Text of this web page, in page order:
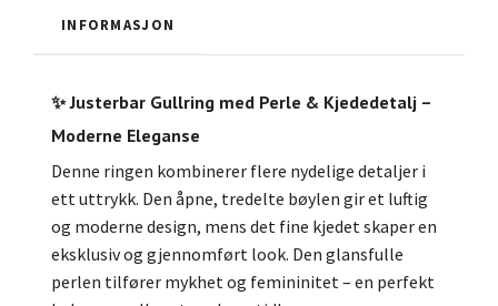
INFORMASJON
✨ Justerbar Gullring med Perle & Kjededetalj –
Moderne Eleganse
Denne ringen kombinerer flere nydelige detaljer i
ett uttrykk. Den åpne, tredelte bøylen gir et luftig
og moderne design, mens det fine kjedet skaper en
eksklusiv og gjennomført look. Den glansfulle
perlen tilfører mykhet og femininitet – en perfekt